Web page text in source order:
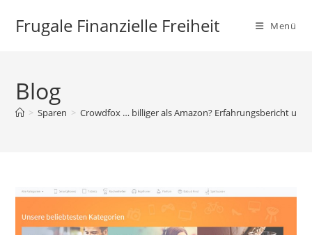
InhaltFrugale Finanzielle Freiheit Menü
Blog
> Sparen > Crowdfox … billiger als Amazon? Erfahrungsbericht und